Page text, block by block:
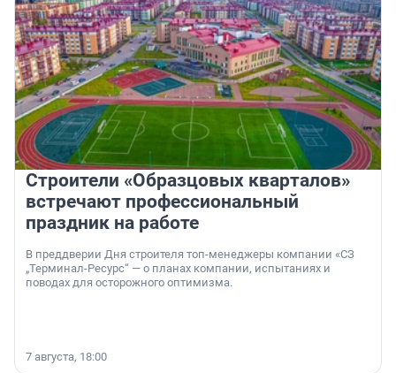
Строители «Образцовых кварталов»
встречают профессиональный
праздник на работе
В преддверии Дня строителя топ-менеджеры компании «СЗ
„Терминал-Ресурс“ — о планах компании, испытаниях и
поводах для осторожного оптимизма.
7 августа, 18:00